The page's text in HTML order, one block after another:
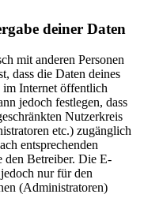
deiner Daten
mit anderen Personen
dass die Daten deines
Internet öffentlich
jedoch festlegen, dass
Nutzerkreis
etc.) zugänglich
entsprechenden
den Betreiber. Die E-
nur für den
(Administratoren)